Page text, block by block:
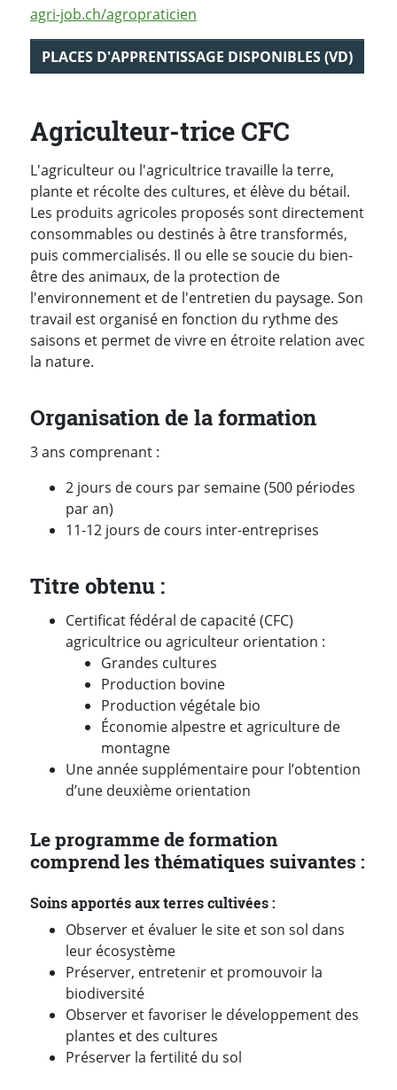
agri-job.ch/agropraticien
PLACES D'APPRENTISSAGE DISPONIBLES (VD)
Agriculteur-trice CFC
L'agriculteur ou l'agricultrice travaille la terre,
plante et récolte des cultures, et élève du bétail.
Les produits agricoles proposés sont directement
consommables ou destinés à être transformés,
puis commercialisés. Il ou elle se soucie du bien-
être des animaux, de la protection de
l'environnement et de l'entretien du paysage. Son
travail est organisé en fonction du rythme des
saisons et permet de vivre en étroite relation avec
la nature.
Organisation de la formation
3 ans comprenant :
2 jours de cours par semaine (500 périodes
par an)
11-12 jours de cours inter-entreprises
Titre obtenu :
Certificat fédéral de capacité (CFC)
agricultrice ou agriculteur orientation :
Grandes cultures
Production bovine
Production végétale bio
Économie alpestre et agriculture de
montagne
Une année supplémentaire pour l’obtention
d’une deuxième orientation
Le programme de formation
comprend les thématiques suivantes :
Soins apportés aux terres cultivées :
Observer et évaluer le site et son sol dans
leur écosystème
Préserver, entretenir et promouvoir la
biodiversité
Observer et favoriser le développement des
plantes et des cultures
Préserver la fertilité du sol